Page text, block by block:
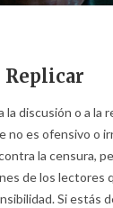
Replicar
la discusión o a la
no es ofensivo o
la censura,
de los lectores
Si estás